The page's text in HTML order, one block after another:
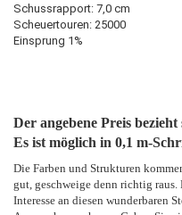
Schussrapport: 7,0 cm
Scheuertouren: 25000
Einsprung 1%
Der angebene Preis
Es ist möglich in 0,1 m-
Die Farben und Strukturen
gut, geschweige denn richtig
Interesse an diesen wunderbaren